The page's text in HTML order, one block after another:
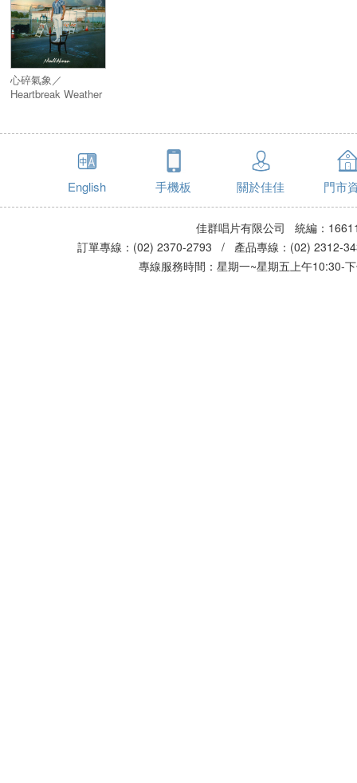
心碎氣象／
Heartbreak Weather
English 手機板 關於佳佳 門市
佳群唱片有限公司 統編：
訂單專線：(02) 2370-2793 / 產品專線：(02)
專線服務時間：星期一~星期五上午10:30-